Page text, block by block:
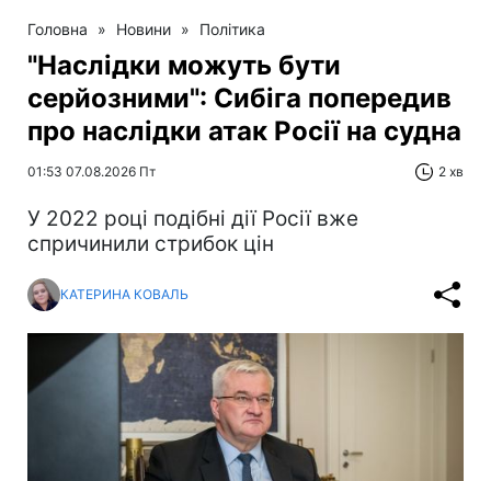
Головна » Новини » Політика
"Наслідки можуть бути
серйозними": Сибіга попередив
про наслідки атак Росії на судна
01:53 07.08.2026 Пт 2 хв
У 2022 році подібні дії Росії вже
спричинили стрибок цін
КАТЕРИНА КОВАЛЬ